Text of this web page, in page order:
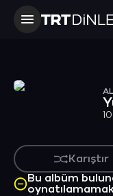
Karıştır
Bu albüm